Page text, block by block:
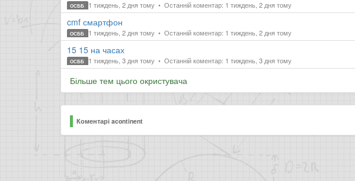
ОСББ 1 тиждень, 2 дня тому Останній коментар: 1 тиждень, 2 дня тому
cmf смартфон
ОСББ 1 тиждень, 2 дня тому Останній коментар: 1 тиждень, 2 дня тому
15 15 на часах
ОСББ 1 тиждень, 3 дня тому Останній коментар: 1 тиждень, 3 дня тому
Більше тем цього окристувача
Коментарі acontinent